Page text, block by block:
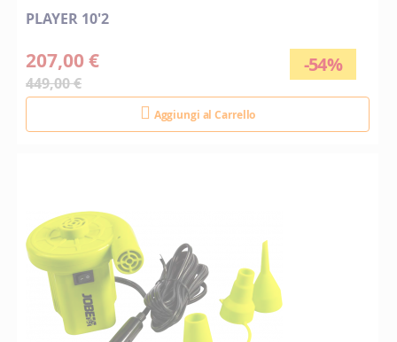
PLAYER 10'2
-54%
207,00 €
449,00 €
Aggiungi al Carrello